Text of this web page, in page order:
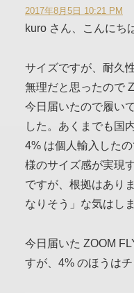
2017年8月5日 10:21 PM
kuro さん、こんにち
サイズですが、耐久
無理だと思ったので
今日届いたので履い
した。あくまでも国
4% は個人輸入した
様のサイズ感が実現
ですが、根拠はあり
なりそう」な気はしま
今日届いた ZOOM
すが、4% のほうは